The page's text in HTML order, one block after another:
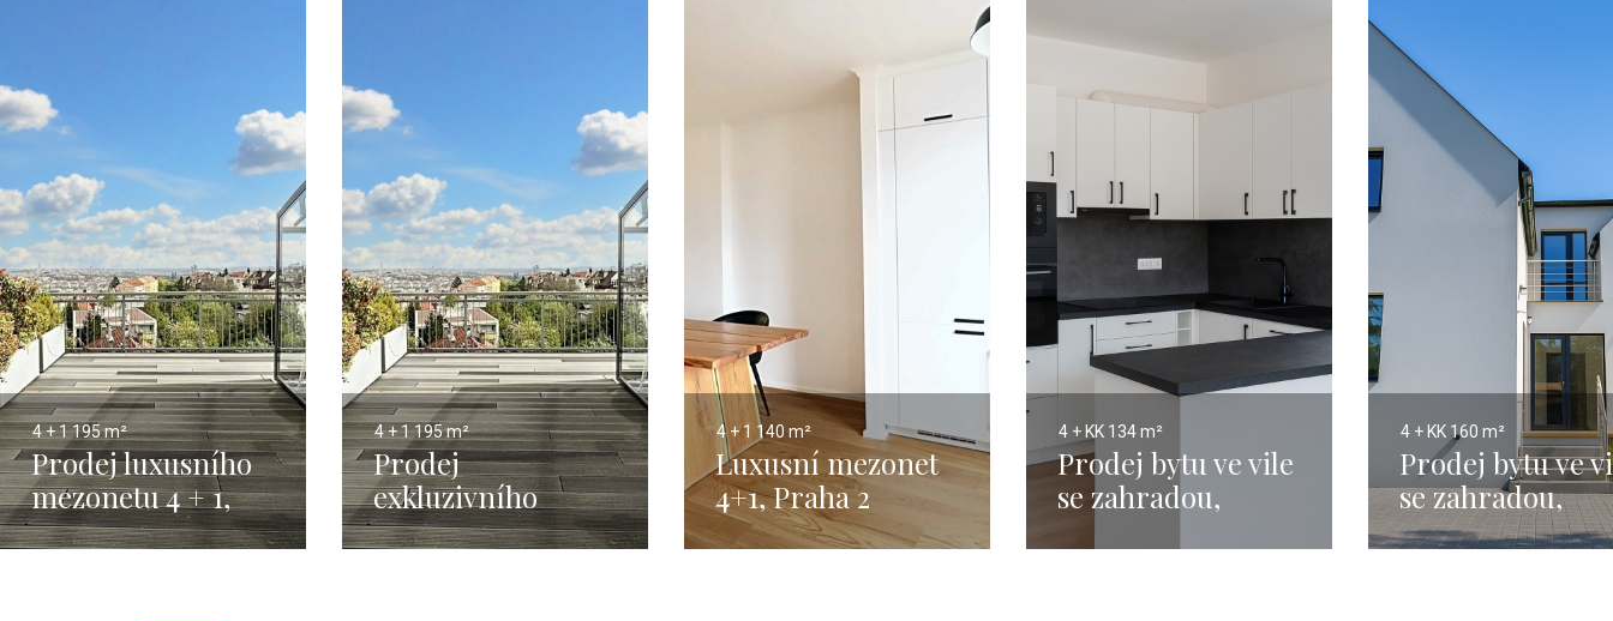
4 + 1195 m²
Prodej luxusního
mezonetu 4 + 1,
Praha - Smíchov -
4 + 1195 m²
Prodej
exkluzivního
mezonetu s
4 + 1 140 m²
Luxusní mezonet
4+1, Praha 2
Vinohrady – 140m2
4 + KK 134 m²
Prodej bytu ve vile
se zahradou,
4 + KK 160 m²
Prodej bytu ve
se zahradou,
Běchovice -